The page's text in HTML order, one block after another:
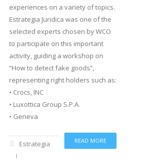
experiences on a variety of topics.
Estrategia Juridica was one of the
selected experts chosen by WCO
to participate on this important
activity, guiding a workshop on
“How to detect fake goods”,
representing right holders such as:
• Crocs, INC
• Luxottica Group S.P.A.
• Geneva
READ MORE
Estrategia